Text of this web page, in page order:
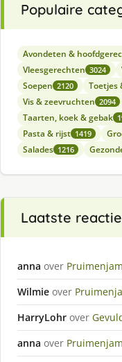
Populaire
Avondeten &
Vleesgerechten 3024
Soepen 2120 Toetjes
Vis & zeevruchten 2094
Taarten, koek & gebak
Pasta & rijst 1419
Salades 1216
Laatste
anna over
Wilmie over
HarryLohr over
anna over